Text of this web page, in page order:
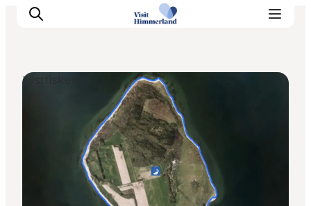
Oplev Himmerland
Udforsk naturen
Himmerlandsbyer
DET SKER
Planlæg din ferie
Lystfiskeri